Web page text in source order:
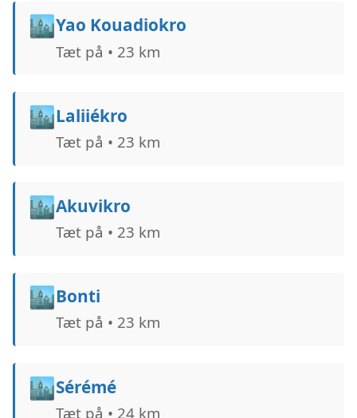
🏙️Yao Kouadiokro
Tæt på • 23 km
🏙️Laliiékro
Tæt på • 23 km
🏙️Akuvikro
Tæt på • 23 km
🏙️Bonti
Tæt på • 23 km
🏙️Sérémé
Tæt på • 24 km